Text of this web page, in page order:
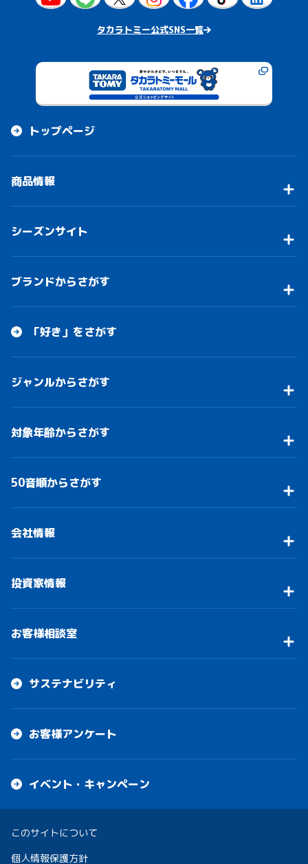
タカラトミー公式SNS一覧
トップページ
商品情報
シーズンサイト
ブランドからさがす
「好き」をさがす
ジャンルからさがす
対象年齢からさがす
50音順からさがす
会社情報
投資家情報
お客様相談室
サステナビリティ
お客様アンケート
イベント・キャンペーン
このサイトについて
個人情報保護方針